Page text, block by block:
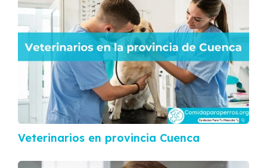
Veterinarios en provincia Cuenca